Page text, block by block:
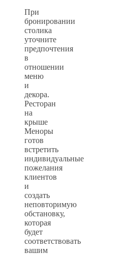
При
бронировании
столика
уточните
предпочтения
в
отношении
меню
и
декора.
Ресторан
на
крыше
Меноры
готов
встретить
индивидуальные
пожелания
клиентов
и
создать
неповторимую
обстановку,
которая
будет
соответствовать
вашим